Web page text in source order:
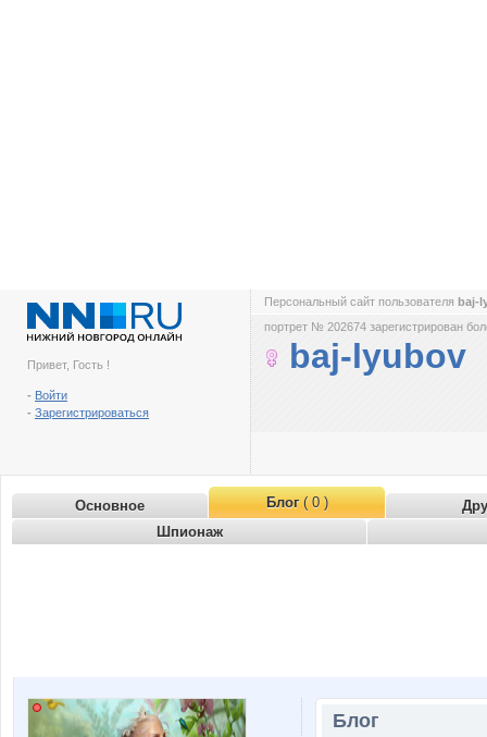
Привет, Гость !
- Войти
- Зарегистрироваться
Персональный сайт пользователя baj-
портрет № 202674 зарегистрирован
baj-lyubov
Основное Блог( 0 )
Шпионаж
Блог